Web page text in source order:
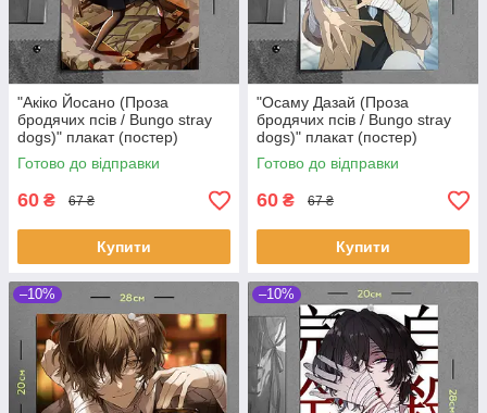
"Акіко Йосано (Проза
бродячих псів / Bungo stray
dogs)" плакат (постер)
розміром А4 (20х28см)
Готово до відправки
60 ₴ 67 ₴
Купити
"Осаму Дазай (Проза
бродячих псів / Bungo stray
dogs)" плакат (постер)
розміром А4 (20х28см)
Готово до відправки
60 ₴ 67 ₴
Купити
–10% –10%